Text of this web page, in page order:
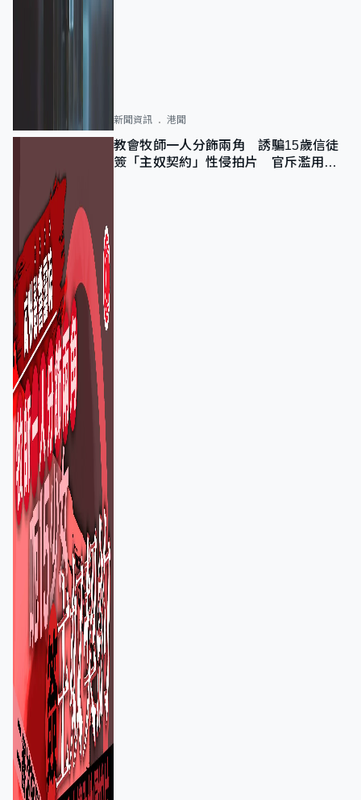
新聞資訊 港聞
教會牧師一人分飾兩角 誘騙15歲信徒
簽「主奴契約」性侵拍片 官斥濫用教